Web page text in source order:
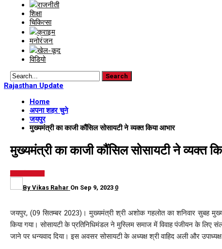
राजनीती
शिक्षा
चिकित्सा
क्राइम
मनोरंजन
खेल-कूद
विडियो
Rajasthan Update
Home
अपना शहर चुने
जयपुर
मुख्यमंत्री का काजी कौंसिल सोसायटी ने व्यक्त किया आभार
मुख्यमंत्री का काजी कौंसिल सोसायटी ने व्यक्त
जयपुर
By Vikas Rahar On Sep 9, 2023 0
जयपुर, (09 सितम्बर 2023)। मुख्यमंत्री श्री अशोक गहलोत का शनिवार सुबह
किया गया। सोसायटी के प्रतिनिधिमंडल ने मुस्लिम समाज में विवाह पंजीयन के लिए
जाने पर धन्यवाद दिया। इस अवसर सोसायटी के अध्यक्ष श्री वाहिद अली और